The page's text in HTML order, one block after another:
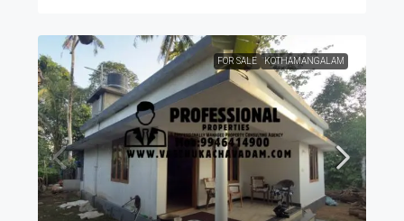
FOR SALE KOTHAMANGALAM